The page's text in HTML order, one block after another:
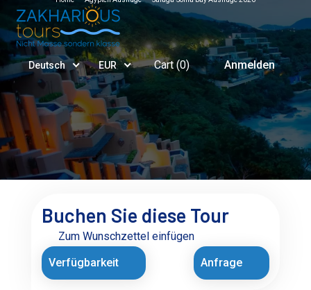
Deutsch EUR Cart (0) Anmelden
Buchen Sie diese Tour
Zum Wunschzettel einfügen
Verfügbarkeit
Anfrage